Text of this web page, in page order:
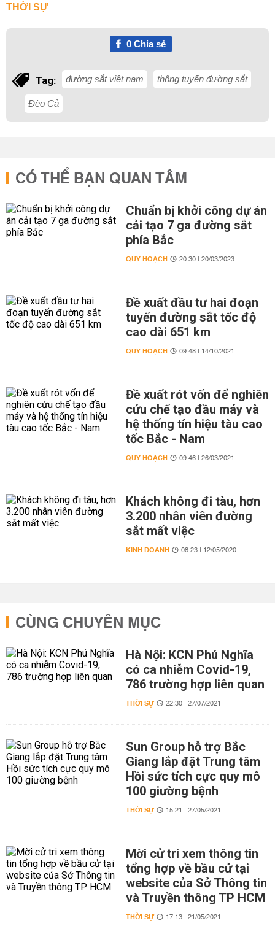
THỜI SỰ
0Chia sẻ
Tag: đường sắt việt nam thông tuyến đường sắt
Đèo Cả
CÓ THỂ BẠN QUAN TÂM
Chuẩn bị khởi công dự án
cải tạo 7 ga đường sắt
phía Bắc
QUY HOẠCH 20:30 | 20/03/2023
Đề xuất đầu tư hai đoạn
tuyến đường sắt tốc độ
cao dài 651 km
QUY HOẠCH 09:48 | 14/10/2021
Đề xuất rót vốn để nghiên
cứu chế tạo đầu máy và
hệ thống tín hiệu tàu cao
tốc Bắc - Nam
QUY HOẠCH 09:46 | 26/03/2021
Khách không đi tàu, hơn
3.200 nhân viên đường
sắt mất việc
KINH DOANH 08:23 | 12/05/2020
CÙNG CHUYÊN MỤC
Hà Nội: KCN Phú Nghĩa
có ca nhiễm Covid-19,
786 trường hợp liên quan
THỜI SỰ 22:30 | 27/07/2021
Sun Group hỗ trợ Bắc
Giang lắp đặt Trung tâm
Hồi sức tích cực quy mô
100 giường bệnh
THỜI SỰ 15:21 | 27/05/2021
Mời cử tri xem thông tin
tổng hợp về bầu cử tại
website của Sở Thông tin
và Truyền thông TP HCM
THỜI SỰ 17:13 | 21/05/2021